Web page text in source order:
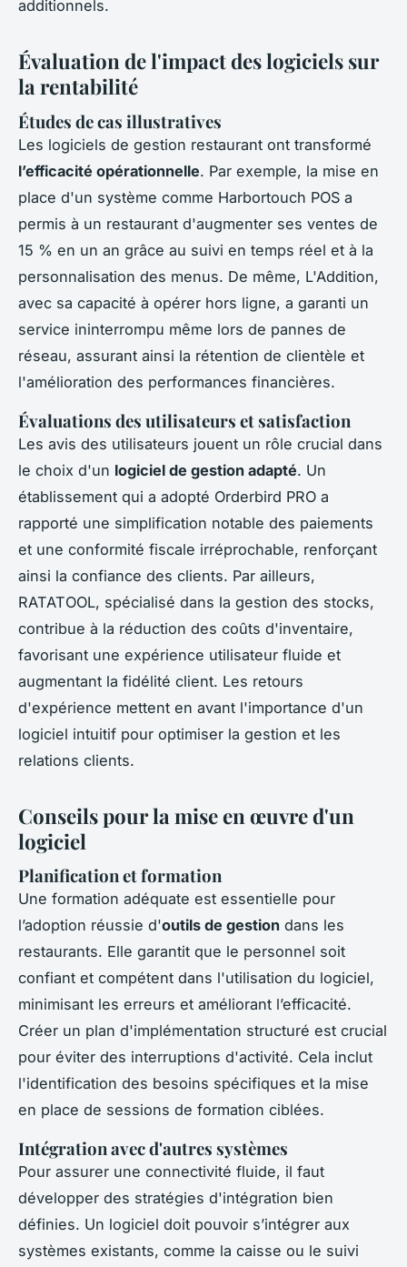
additionnels.
Évaluation de l'impact des logiciels sur
la rentabilité
Études de cas illustratives
Les logiciels de gestion restaurant ont transformé
l’efficacité opérationnelle. Par exemple, la mise en
place d'un système comme Harbortouch POS a
permis à un restaurant d'augmenter ses ventes de
15 % en un an grâce au suivi en temps réel et à la
personnalisation des menus. De même, L'Addition,
avec sa capacité à opérer hors ligne, a garanti un
service ininterrompu même lors de pannes de
réseau, assurant ainsi la rétention de clientèle et
l'amélioration des performances financières.
Évaluations des utilisateurs et satisfaction
Les avis des utilisateurs jouent un rôle crucial dans
le choix d'un logiciel de gestion adapté. Un
établissement qui a adopté Orderbird PRO a
rapporté une simplification notable des paiements
et une conformité fiscale irréprochable, renforçant
ainsi la confiance des clients. Par ailleurs,
RATATOOL, spécialisé dans la gestion des stocks,
contribue à la réduction des coûts d'inventaire,
favorisant une expérience utilisateur fluide et
augmentant la fidélité client. Les retours
d'expérience mettent en avant l'importance d'un
logiciel intuitif pour optimiser la gestion et les
relations clients.
Conseils pour la mise en œuvre d'un
logiciel
Planification et formation
Une formation adéquate est essentielle pour
l’adoption réussie d'outils de gestion dans les
restaurants. Elle garantit que le personnel soit
confiant et compétent dans l'utilisation du logiciel,
minimisant les erreurs et améliorant l’efficacité.
Créer un plan d'implémentation structuré est crucial
pour éviter des interruptions d'activité. Cela inclut
l'identification des besoins spécifiques et la mise
en place de sessions de formation ciblées.
Intégration avec d'autres systèmes
Pour assurer une connectivité fluide, il faut
développer des stratégies d'intégration bien
définies. Un logiciel doit pouvoir s’intégrer aux
systèmes existants, comme la caisse ou le suivi